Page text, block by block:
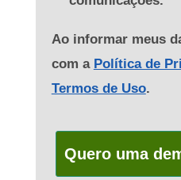
Ao informar meus
com a Política de
Termos de Uso.
Quero uma